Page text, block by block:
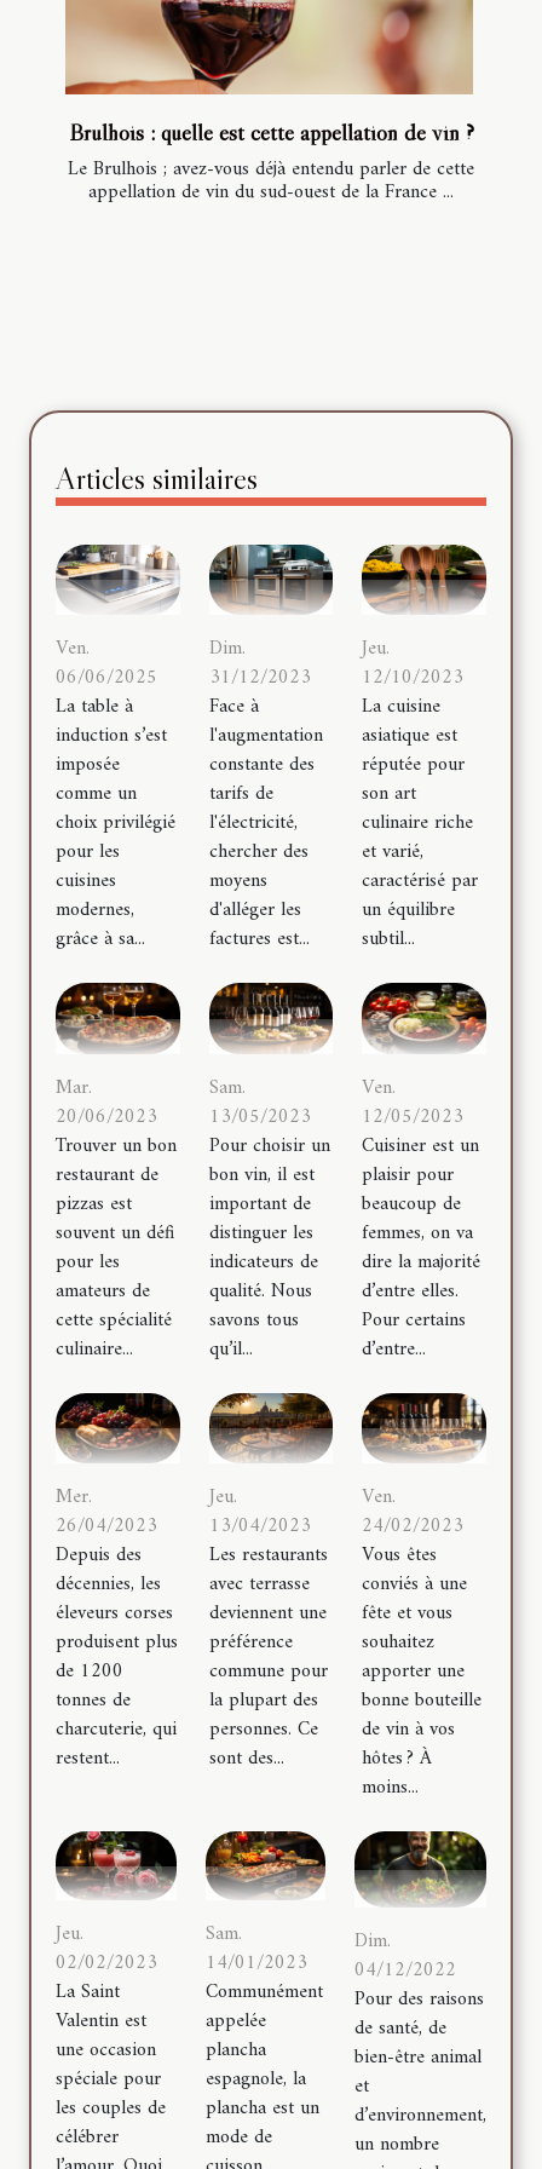
Brulhois : quelle est cette appellation de vin ?
Le Brulhois ; avez-vous déjà entendu parler de cette
appellation de vin du sud-ouest de la France ...
Articles similaires
Ven.
06/06/2025
La table à
induction s’est
imposée
comme un
choix privilégié
pour les
cuisines
modernes,
grâce à sa...
Dim.
31/12/2023
Face à
l'augmentation
constante des
tarifs de
l'électricité,
chercher des
moyens
d'alléger les
factures est...
Jeu.
12/10/2023
La cuisine
asiatique est
réputée pour
son art
culinaire riche
et varié,
caractérisé par
un équilibre
subtil...
Mar.
20/06/2023
Trouver un bon
restaurant de
pizzas est
souvent un défi
pour les
amateurs de
cette spécialité
culinaire...
Sam.
13/05/2023
Pour choisir un
bon vin, il est
important de
distinguer les
indicateurs de
qualité. Nous
savons tous
qu’il...
Ven.
12/05/2023
Cuisiner est un
plaisir pour
beaucoup de
femmes, on va
dire la majorité
d’entre elles.
Pour certains
d’entre...
Mer.
26/04/2023
Depuis des
décennies, les
éleveurs corses
produisent plus
de 1200
tonnes de
charcuterie, qui
restent...
Jeu.
13/04/2023
Les restaurants
avec terrasse
deviennent une
préférence
commune pour
la plupart des
personnes. Ce
sont des...
Ven.
24/02/2023
Vous êtes
conviés à une
fête et vous
souhaitez
apporter une
bonne bouteille
de vin à vos
hôtes ? À
moins...
Jeu.
02/02/2023
La Saint
Valentin est
une occasion
spéciale pour
les couples de
célébrer
Sam.
14/01/2023
Communément
appelée
plancha
espagnole, la
plancha est un
mode de
Dim.
04/12/2022
Pour des raisons
de santé, de
bien-être animal
et
d’environnement,
un nombre